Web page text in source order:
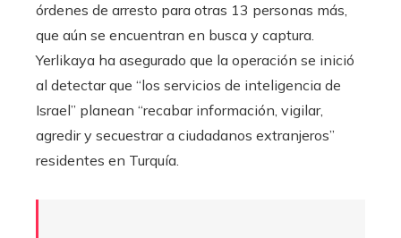
órdenes de arresto para otras 13 personas más,
que aún se encuentran en busca y captura.
Yerlikaya ha asegurado que la operación se inició
al detectar que “los servicios de inteligencia de
Israel” planean “recabar información, vigilar,
agredir y secuestrar a ciudadanos extranjeros”
residentes en Turquía.